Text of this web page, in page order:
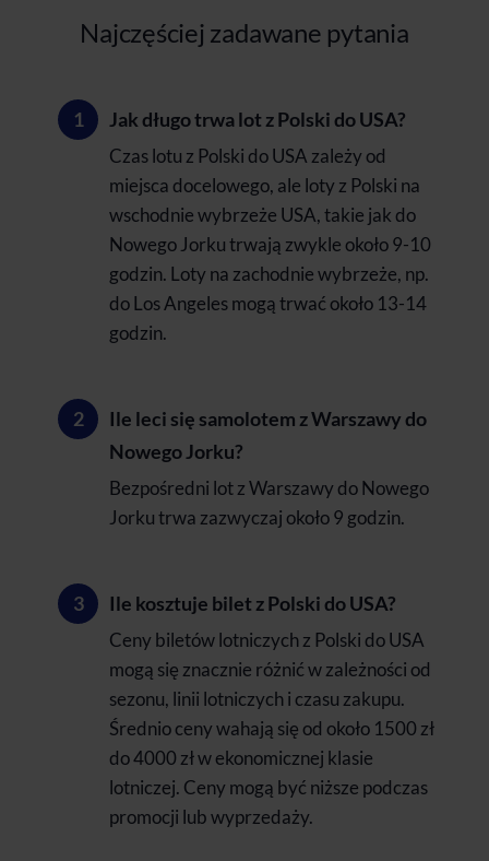
Najczęściej zadawane pytania
Jak długo trwa lot z Polski do USA?
Czas lotu z Polski do USA zależy od
miejsca docelowego, ale loty z Polski na
wschodnie wybrzeże USA, takie jak do
Nowego Jorku trwają zwykle około 9-10
godzin. Loty na zachodnie wybrzeże, np.
do Los Angeles mogą trwać około 13-14
godzin.
Ile leci się samolotem z Warszawy do
Nowego Jorku?
Bezpośredni lot z Warszawy do Nowego
Jorku trwa zazwyczaj około 9 godzin.
Ile kosztuje bilet z Polski do USA?
Ceny biletów lotniczych z Polski do USA
mogą się znacznie różnić w zależności od
sezonu, linii lotniczych i czasu zakupu.
Średnio ceny wahają się od około 1500 zł
do 4000 zł w ekonomicznej klasie
lotniczej. Ceny mogą być niższe podczas
promocji lub wyprzedaży.